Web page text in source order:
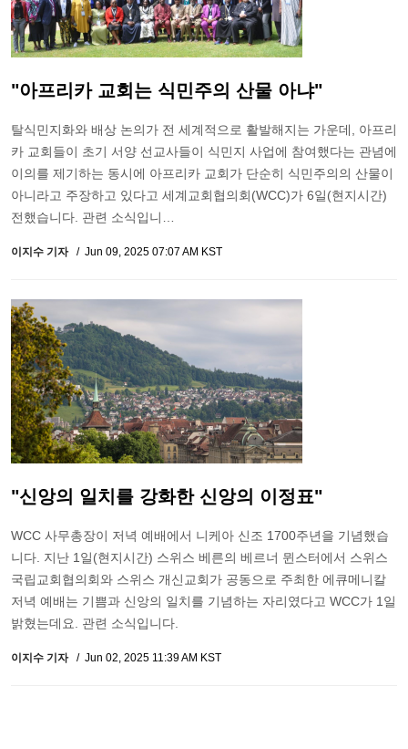
"아프리카 교회는 식민주의 산물 아냐"
탈식민지화와 배상 논의가 전 세계적으로 활발해지는 가운데, 아프리
카 교회들이 초기 서양 선교사들이 식민지 사업에 참여했다는 관념에
이의를 제기하는 동시에 아프리카 교회가 단순히 식민주의의 산물이
아니라고 주장하고 있다고 세계교회협의회(WCC)가 6일(현지시간)
전했습니다. 관련 소식입니…
이지수 기자 Jun 09, 2025 07:07 AM KST
"신앙의 일치를 강화한 신앙의 이정표"
WCC 사무총장이 저녁 예배에서 니케아 신조 1700주년을 기념했습
니다. 지난 1일(현지시간) 스위스 베른의 베르너 뮌스터에서 스위스
국립교회협의회와 스위스 개신교회가 공동으로 주최한 에큐메니칼
저녁 예배는 기쁨과 신앙의 일치를 기념하는 자리였다고 WCC가 1일
밝혔는데요. 관련 소식입니다.
이지수 기자 Jun 02, 2025 11:39 AM KST